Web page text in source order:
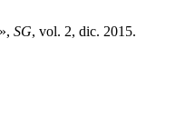
SG, vol. 2, dic. 2015.